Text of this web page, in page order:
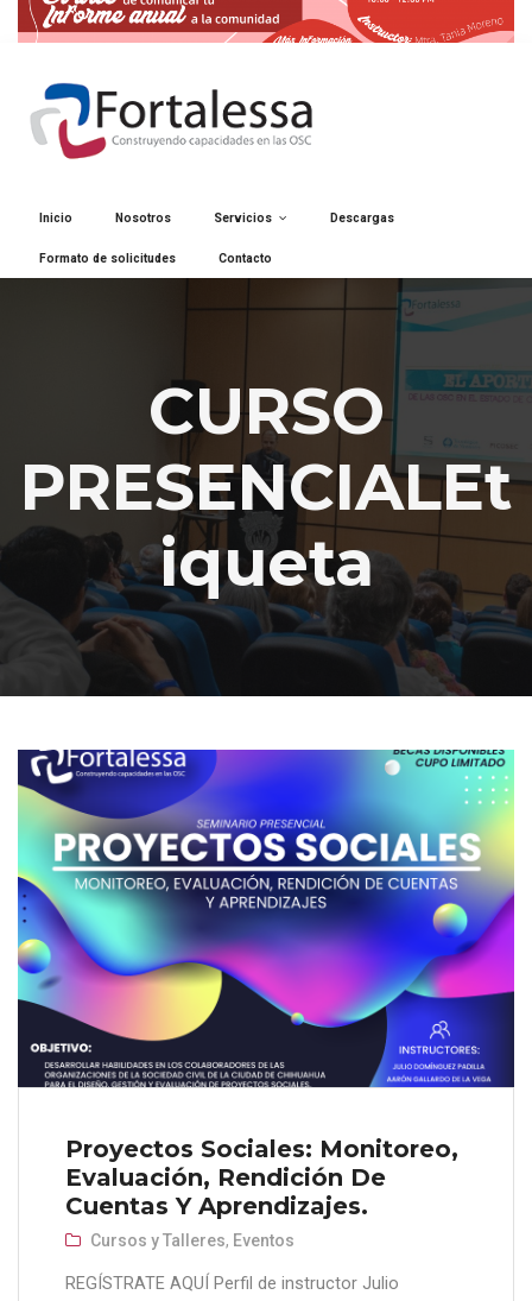
Inicio Nosotros Servicios Descargas
Formato de solicitudes Contacto
CURSO
PRESENCIALEt
iqueta
Proyectos Sociales: Monitoreo,
Evaluación, Rendición De
Cuentas Y Aprendizajes.
Cursos y Talleres, Eventos
REGÍSTRATE AQUÍ Perfil de instructor Julio